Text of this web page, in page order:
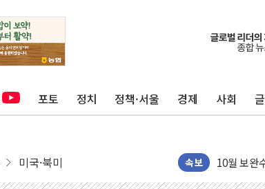
포토 정치 정책·서울 경제 사회
미국·북미 속보
李대통령,
'호우 특
오세훈 "용
충북 주말
민주당, 오
한상협, 업